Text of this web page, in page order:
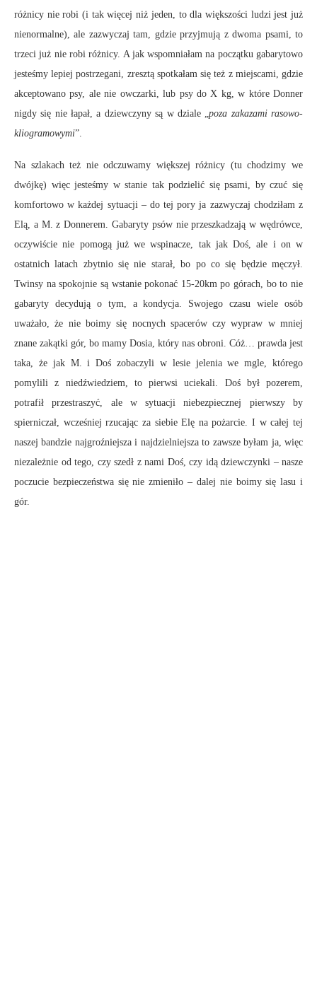
różnicy nie robi (i tak więcej niż jeden, to dla większości ludzi jest już
nienormalne), ale zazwyczaj tam, gdzie przyjmują z dwoma psami, to
trzeci już nie robi różnicy. A jak wspomniałam na początku gabarytowo
jesteśmy lepiej postrzegani, zresztą spotkałam się też z miejscami, gdzie
akceptowano psy, ale nie owczarki, lub psy do X kg, w które Donner
nigdy się nie łapał, a dziewczyny są w dziale „poza zakazami rasowo-
kliogramowymi”.
Na szlakach też nie odczuwamy większej różnicy (tu chodzimy we
dwójkę) więc jesteśmy w stanie tak podzielić się psami, by czuć się
komfortowo w każdej sytuacji – do tej pory ja zazwyczaj chodziłam z
Elą, a M. z Donnerem. Gabaryty psów nie przeszkadzają w wędrówce,
oczywiście nie pomogą już we wspinacze, tak jak Doś, ale i on w
ostatnich latach zbytnio się nie starał, bo po co się będzie męczył.
Twinsy na spokojnie są wstanie pokonać 15-20km po górach, bo to nie
gabaryty decydują o tym, a kondycja. Swojego czasu wiele osób
uważało, że nie boimy się nocnych spacerów czy wypraw w mniej
znane zakątki gór, bo mamy Dosia, który nas obroni. Cóż… prawda jest
taka, że jak M. i Doś zobaczyli w lesie jelenia we mgle, którego
pomylili z niedźwiedziem, to pierwsi uciekali. Doś był pozerem,
potrafił przestraszyć, ale w sytuacji niebezpiecznej pierwszy by
spierniczał, wcześniej rzucając za siebie Elę na pożarcie. I w całej tej
naszej bandzie najgroźniejsza i najdzielniejsza to zawsze byłam ja, więc
niezależnie od tego, czy szedł z nami Doś, czy idą dziewczynki – nasze
poczucie bezpieczeństwa się nie zmieniło – dalej nie boimy się lasu i
gór.